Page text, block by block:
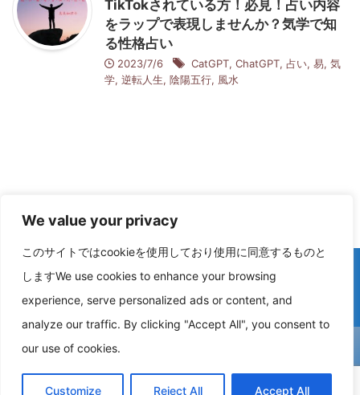
We value your privacy
このサイトではcookieを使用しており使用に同意するものと
しますWe use cookies to enhance your browsing
experience, serve personalized ads or content, and
analyze our traffic. By clicking "Accept All", you consent to
our use of cookies.
Customize Reject All Accept All
TikTokされている方！必見！占い内容
をラップで表現しませんか？気学で知
る性格占い
2023/7/6 CatGPT, ChatGPT, 占い, 易, 気
学, 逆転人生, 陰陽五行, 風水
オヤセン出版 Kindleで本を出そう（電子書籍）
オヤセン出版